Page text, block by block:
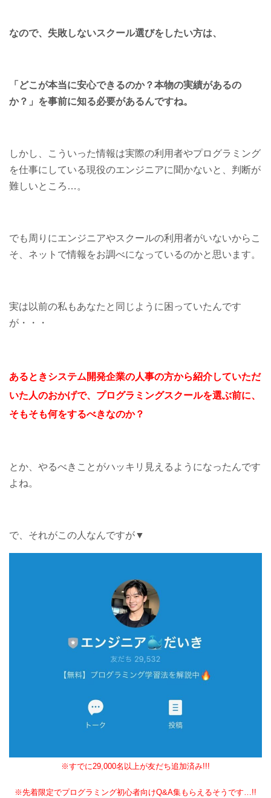
なので、失敗しないスクール選びをしたい方は、
「どこが本当に安心できるのか？本物の実績があるの
か？」 を事前に知る必要があるんですね。
しかし、こういった情報は実際の利用者やプログラミング
を仕事にしている現役のエンジニアに聞かないと、判断が
難しいところ…。
でも周りにエンジニアやスクールの利用者がいないからこ
そ、ネットで情報をお調べになっているのかと思います。
実は以前の私もあなたと同じように困っていたんです
が・・・
あるときシステム開発企業の人事の方から紹介していただ
いた人のおかげで、プログラミングスクールを選ぶ前に、
そもそも何をするべきなのか？
とか、やるべきことがハッキリ見えるようになったんです
よね。
で、それがこの人なんですが▼
※すでに29,000名以上が友だち追加済み!!!
※先着限定でプログラミング初心者向けQ&A集もらえるそうです…!!